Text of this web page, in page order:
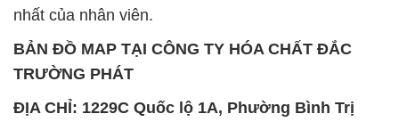
nhất của nhân viên.
BẢN ĐỒ MAP TẠI CÔNG TY HÓA CHẤT ĐẮC
TRƯỜNG PHÁT
ĐỊA CHỈ: 1229C Quốc lộ 1A, Phường Bình Trị